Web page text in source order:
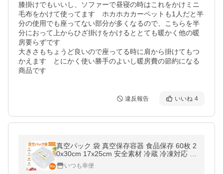
膝掛けでもいいし、ソファーで昼寝の時はこれをかけミニ
毛布をかけて使ってます　ホカホカカーペットも1人だと半
分の使用でも座ってない部分が多くなるので、こちらを半
分におって上からひざ掛けをかけるととても暖かく他の暖
房要らずです
大きさもちょうど良いので座ってる時に肩から掛けてもつ
かえます　とにかく使い勝手のよいし暖房費の節約になる
違反報告 いいね 4
真空パック 袋 真空保存容器 食品保存 60枚 2
0x30cm 17x25cm 安全素材 冷蔵 冷凍対応 真
空パック機 真空ビニール 真空包装袋 脱気密
封 家庭用
いつも幸便